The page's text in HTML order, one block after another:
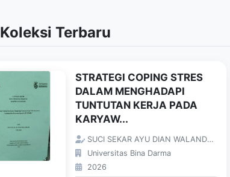
Koleksi Terbaru
STRATEGI COPING STRES
DALAM MENGHADAPI
TUNTUTAN KERJA PADA
KARYAW...
SUCI SEKAR AYU DIAN WALANDARI;
Universitas Bina Darma
2026